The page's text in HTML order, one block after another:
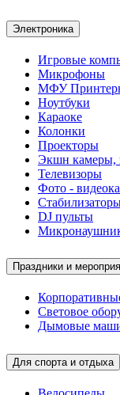
Электроника
Игровые
Микрофоны
МФУ
Ноутбуки
Караоке
Колонки
Проекторы
Экшн камеры,
Телевизоры
Фото -
DJ пульты
Праздники и
Световое
Дымовые
Для спорта и отдыха